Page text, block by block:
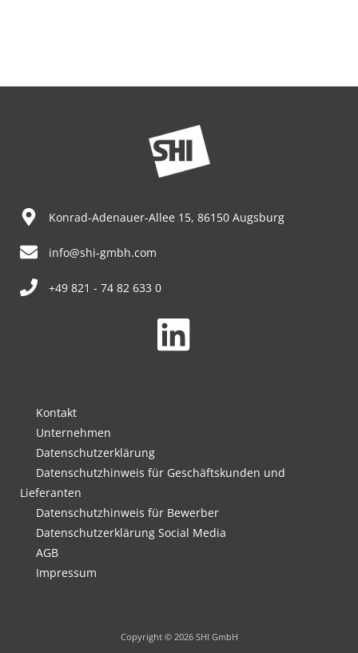
Konrad-Adenauer-Allee 15, 86150 Augsburg
info@shi-gmbh.com
+49 821 - 74 82 633 0
Kontakt
Unternehmen
Datenschutzerklärung
Datenschutzhinweis für Geschäftskunden und
Lieferanten
Datenschutzhinweis für Bewerber
Datenschutzerklärung Social Media
AGB
Impressum
Copyright © 2026 SHI GmbH